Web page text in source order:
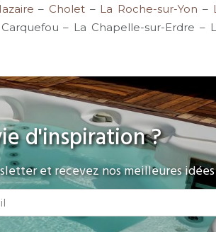
– Cholet– La Roche-sur-Yon –
– La Chapelle-sur-Erdre –
d'inspiration ?
et recevez nos meilleures idées